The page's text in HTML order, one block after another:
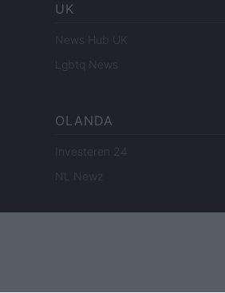
UK
News Hub UK
Lgbtq News
OLANDA
Investeren 24
NL Newz